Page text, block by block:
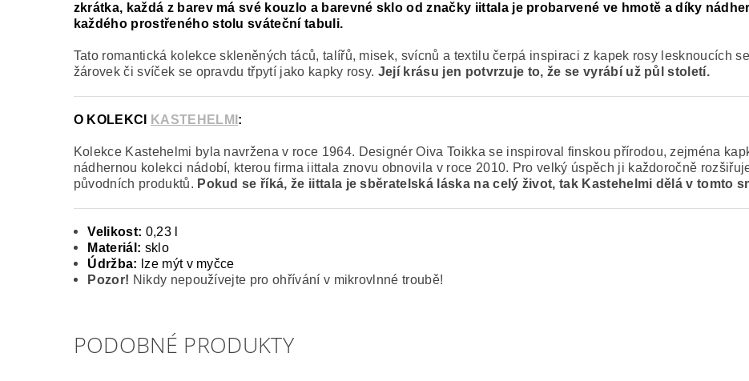
zkrátka, každá z barev má své kouzlo a barevné sklo od značky iittala je probarvené ve hmotě a díky
každého prostřeného stolu sváteční tabuli.
Tato romantická kolekce skleněných táců, talířů, misek, svícnů a textilu čerpá inspiraci z kapek rosy lesknoucích
žárovek či svíček se opravdu třpytí jako kapky rosy. Její krásu jen potvrzuje to, že se vyrábí už půl století.
O KOLEKCI KASTEHELMI :
Kolekce Kastehelmi byla navržena v roce 1964. Designér Oiva Toikka se inspiroval finskou přírodou, zejména
nádhernou kolekci nádobí, kterou firma iittala znovu obnovila v roce 2010. Pro velký úspěch ji každoročně
původních produktů. Pokud se říká, že iittala je sběratelská láska na celý život, tak Kastehelmi dělá v tomto
Velikost: 0,23 l
Materiál: sklo
Údržba: lze mýt v myčce
Pozor! Nikdy nepoužívejte pro ohřívání v mikrovlnné troubě!
PODOBNÉ PRODUKTY